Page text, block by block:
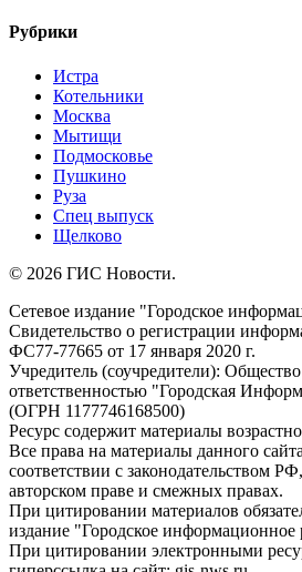
Рубрики
Истра
Котельники
Москва
Мытищи
Подмосковье
Пушкино
Руза
Спец выпуск
Щелково
© 2026 ГИС Новости.
Сетевое издание "Городское
Свидетельство о регистрации
ФС77-77665 от 17 января 2020 г.
Учредитель (соучредители):
ответственностью "Городская
(ОГРН 1177746168500)
Ресурс содержит материалы
Все права на материалы данного
соответствии с законодательством
авторском праве и смежных правах.
При цитировании материалов
издание "Городское информационное
При цитировании электронными